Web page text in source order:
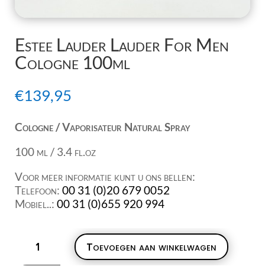
Estee Lauder Lauder For Men
Cologne 100ml
€139,95
Cologne / Vaporisateur Natural Spray
100 ml / 3.4 fl.oz
Voor meer informatie kunt u ons bellen:
Telefoon: 00 31 (0)20 679 0052
Mobiel..: 00 31 (0)655 920 994
Lauder
Toevoegen aan winkelwagen